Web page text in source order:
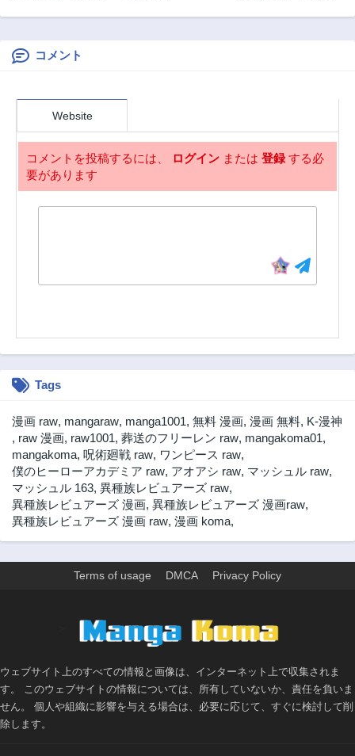
第70話 第69話
第68話
第66話
第64話
3年前
第63話
3年前
第62話
3年前 3年前
第50話
第48話
3年前
第47話
3年前
第46話
3年前
第45話
3年前
第44話
3年前
第43話
3年前
3年前
第37話
第36話
3年前
第35話
3年前
第34話
ンのマスターにさ
れたゲームデザイ
畜能力で運命を切
り開く～
コメント
Website
コメントを投稿するには、 ログイン または 登録する必
要があります
Tags
漫画 raw, mangaraw, manga1001, 無料 漫画, 漫画 無料, K-漫神
, raw 漫画, raw1001, 葬送のフリーレン raw, mangakoma01,
mangakoma, 呪術廻戦 raw, ワンピース raw,
僕のヒーローアカデミア raw, アオアシ raw, マッシュル raw,
マッシュル 163, 異種族レビュアーズ raw,
異種族レビュアーズ 漫画, 異種族レビュアーズ 漫画raw,
異種族レビュアーズ 漫画 raw, 漫画 koma,
Terms of usage DMCA Privacy Policy
ウェブサイト上のすべての情報と画像は、インターネット上で収集されま
す。 このウェブサイトの情報については、所有していないか、責任を負いま
せん。 個人や組織に影響を与える場合は、必要に応じて、すぐに検討して削
除します。